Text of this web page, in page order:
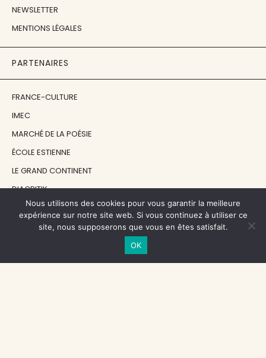
NEWSLETTER
MENTIONS LÉGALES
PARTENAIRES
FRANCE-CULTURE
IMEC
MARCHÉ DE LA POÉSIE
ÉCOLE ESTIENNE
LE GRAND CONTINENT
DIACRITIK
EN ATTENDANT NADEAU
Nous utilisons des cookies pour vous garantir la meilleure
expérience sur notre site web. Si vous continuez à utiliser ce
site, nous supposerons que vous en êtes satisfait.
OK